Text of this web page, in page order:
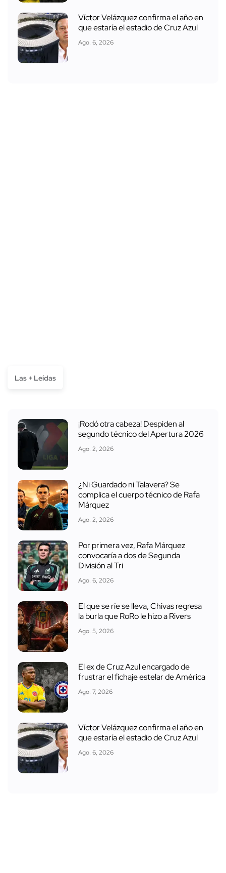
Víctor Velázquez confirma el año en
que estaría el estadio de Cruz Azul
Ago. 6, 2026
Las + Leídas
¡Rodó otra cabeza! Despiden al
segundo técnico del Apertura 2026
Ago. 2, 2026
¿Ni Guardado ni Talavera? Se
complica el cuerpo técnico de Rafa
Márquez
Ago. 2, 2026
Por primera vez, Rafa Márquez
convocaría a dos de Segunda
División al Tri
Ago. 6, 2026
El que se ríe se lleva, Chivas regresa
la burla que RoRo le hizo a Rivers
Ago. 5, 2026
El ex de Cruz Azul encargado de
frustrar el fichaje estelar de América
Ago. 7, 2026
Víctor Velázquez confirma el año en
que estaría el estadio de Cruz Azul
Ago. 6, 2026